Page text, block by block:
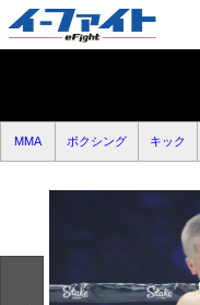
MMA ボクシング キック